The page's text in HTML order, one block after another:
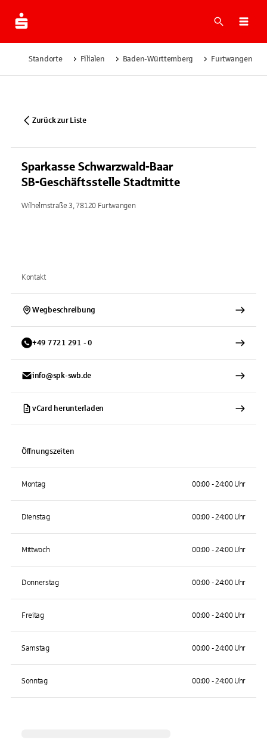
Suche
Standorte Filialen Baden-Württemberg Furtwangen
Zurück zur Liste
Sparkasse Schwarzwald-Baar
SB-Geschäftsstelle Stadtmitte
Wilhelmstraße 3, 78120 Furtwangen
Kontakt
Wegbeschreibung
+49 7721 291 - 0
info@spk-swb.de
vCard herunterladen
Öffnungszeiten
Montag 00:00 - 24:00 Uhr
Dienstag 00:00 - 24:00 Uhr
Mittwoch 00:00 - 24:00 Uhr
Donnerstag 00:00 - 24:00 Uhr
Freitag 00:00 - 24:00 Uhr
Samstag 00:00 - 24:00 Uhr
Sonntag 00:00 - 24:00 Uhr